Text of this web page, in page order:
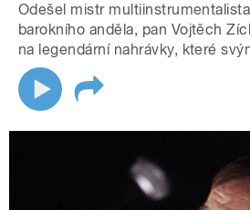
Odešel mistr
barokního anděla, pan Vojtěch
na legendární nahrávky, které